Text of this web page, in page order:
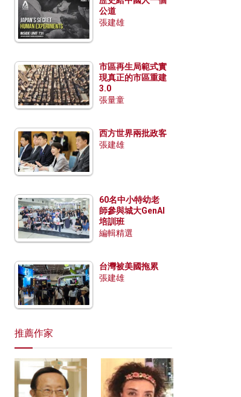
公道
張建雄
市區再生局範式實
現真正的市區重建
3.0
張量童
西方世界兩批政客
張建雄
60名中小特幼老
師參與城大GenAI
培訓班
編輯精選
台灣被美國拖累
張建雄
推薦作家